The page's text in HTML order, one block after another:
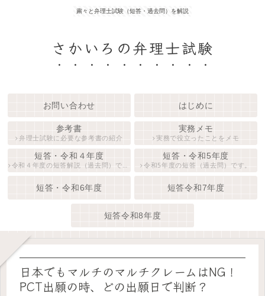
粛々と弁理士試験（短答・過去問）を解説
さかいろの弁理士試験
お問い合わせ はじめに
参考書
弁理士試験に必要な参考書の紹介
実務メモ
実務で役立ったことをメモ
短答・令和４年度
令和４年度の短答解説（過去問）です。
短答・令和5年度
令和5年度の短答（過去問）です。
短答・令和6年度 短答令和7年度
短答令和8年度
日本でもマルチのマルチクレームはNG！
PCT出願の時、どの出願日で判断？